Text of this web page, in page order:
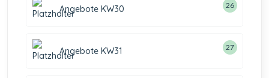
Angebote KW30 26
Angebote KW31 27